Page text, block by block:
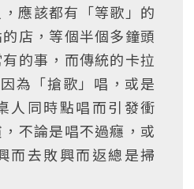
應該都有「等歌」的
店，等個半個多鐘頭
的事，而傳統的卡拉
為「搶歌」唱，或是
人同時點唱而引發衝
不論是唱不過癮，或
而去敗興而返總是掃